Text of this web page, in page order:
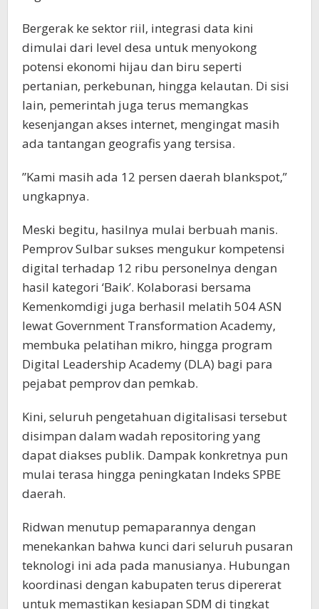
Bergerak ke sektor riil, integrasi data kini
dimulai dari level desa untuk menyokong
potensi ekonomi hijau dan biru seperti
pertanian, perkebunan, hingga kelautan. Di sisi
lain, pemerintah juga terus memangkas
kesenjangan akses internet, mengingat masih
ada tantangan geografis yang tersisa.
”Kami masih ada 12 persen daerah blankspot,”
ungkapnya.
Meski begitu, hasilnya mulai berbuah manis.
Pemprov Sulbar sukses mengukur kompetensi
digital terhadap 12 ribu personelnya dengan
hasil kategori ‘Baik’. Kolaborasi bersama
Kemenkomdigi juga berhasil melatih 504 ASN
lewat Government Transformation Academy,
membuka pelatihan mikro, hingga program
Digital Leadership Academy (DLA) bagi para
pejabat pemprov dan pemkab.
Kini, seluruh pengetahuan digitalisasi tersebut
disimpan dalam wadah repositoring yang
dapat diakses publik. Dampak konkretnya pun
mulai terasa hingga peningkatan Indeks SPBE
daerah.
Ridwan menutup pemaparannya dengan
menekankan bahwa kunci dari seluruh pusaran
teknologi ini ada pada manusianya. Hubungan
koordinasi dengan kabupaten terus dipererat
untuk memastikan kesiapan SDM di tingkat